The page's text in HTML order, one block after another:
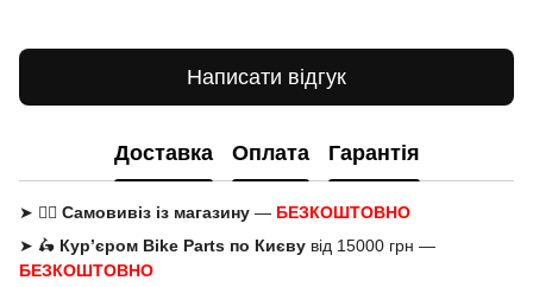
Написати відгук
Доставка Оплата Гарантія
➤ 🚶‍♂️ Самовивіз із магазину — БЕЗКОШТОВНО
➤ 🛵 Кур’єром Bike Parts по Києву від 15000 грн —
БЕЗКОШТОВНО